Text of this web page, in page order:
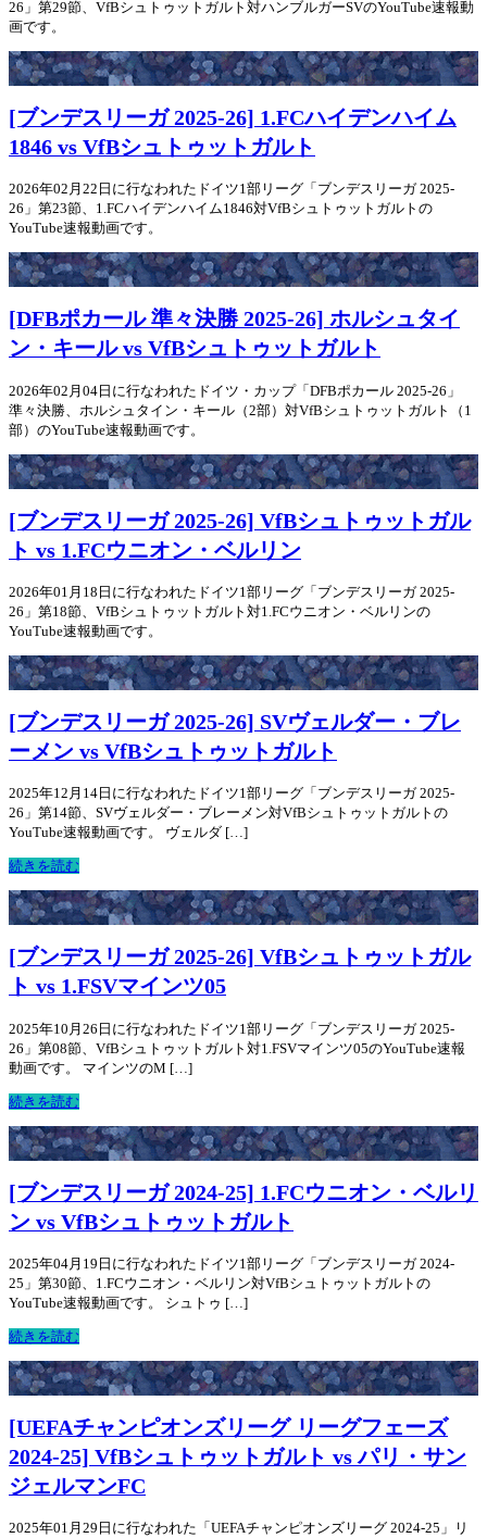
26」第29節、VfBシュトゥットガルト対ハンブルガーSVのYouTube速報動
画です。
[ブンデスリーガ 2025-26] 1.FCハイデンハイム
1846 vs VfBシュトゥットガルト
2026年02月22日に行なわれたドイツ1部リーグ「ブンデスリーガ 2025-
26」第23節、1.FCハイデンハイム1846対VfBシュトゥットガルトの
YouTube速報動画です。
[DFBポカール 準々決勝 2025-26] ホルシュタイ
ン・キール vs VfBシュトゥットガルト
2026年02月04日に行なわれたドイツ・カップ「DFBポカール 2025-26」
準々決勝、ホルシュタイン・キール（2部）対VfBシュトゥットガルト（1
部）のYouTube速報動画です。
[ブンデスリーガ 2025-26] VfBシュトゥットガル
ト vs 1.FCウニオン・ベルリン
2026年01月18日に行なわれたドイツ1部リーグ「ブンデスリーガ 2025-
26」第18節、VfBシュトゥットガルト対1.FCウニオン・ベルリンの
YouTube速報動画です。
[ブンデスリーガ 2025-26] SVヴェルダー・ブレ
ーメン vs VfBシュトゥットガルト
2025年12月14日に行なわれたドイツ1部リーグ「ブンデスリーガ 2025-
26」第14節、SVヴェルダー・ブレーメン対VfBシュトゥットガルトの
YouTube速報動画です。 ヴェルダ […]
続きを読む
[ブンデスリーガ 2025-26] VfBシュトゥットガル
ト vs 1.FSVマインツ05
2025年10月26日に行なわれたドイツ1部リーグ「ブンデスリーガ 2025-
26」第08節、VfBシュトゥットガルト対1.FSVマインツ05のYouTube速報
動画です。 マインツのM […]
続きを読む
[ブンデスリーガ 2024-25] 1.FCウニオン・ベルリ
ン vs VfBシュトゥットガルト
2025年04月19日に行なわれたドイツ1部リーグ「ブンデスリーガ 2024-
25」第30節、1.FCウニオン・ベルリン対VfBシュトゥットガルトの
YouTube速報動画です。 シュトゥ […]
続きを読む
[UEFAチャンピオンズリーグ リーグフェーズ
2024-25] VfBシュトゥットガルト vs パリ・サン
ジェルマンFC
2025年01月29日に行なわれた「UEFAチャンピオンズリーグ 2024-25」リ